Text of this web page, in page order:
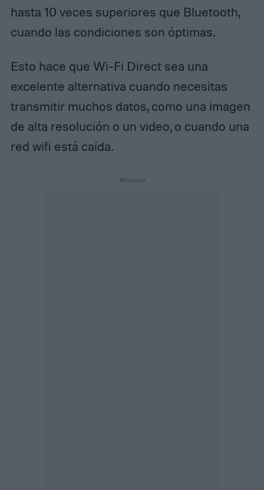
hasta 10 veces superiores que Bluetooth,
cuando las condiciones son óptimas.
Esto hace que Wi-Fi Direct sea una
excelente alternativa cuando necesitas
transmitir muchos datos, como una imagen
de alta resolución o un video, o cuando una
red wifi está caída.